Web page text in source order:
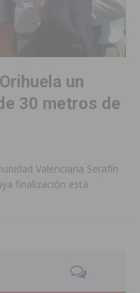
un
30 metros de
Valenciana Serafín
finalización está